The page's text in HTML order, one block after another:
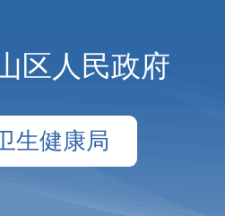
区人民政府
生健康局